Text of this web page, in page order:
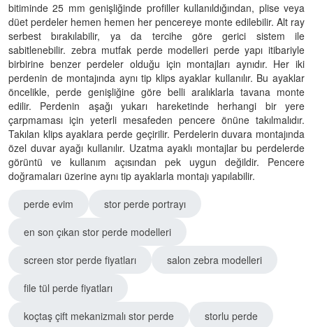
bitiminde 25 mm genişliğinde profiller kullanıldığından, plise veya
düet perdeler hemen hemen her pencereye monte edilebilir. Alt ray
serbest bırakılabilir, ya da tercihe göre gerici sistem ile
sabitlenebilir. zebra mutfak perde modelleri perde yapı itibariyle
birbirine benzer perdeler olduğu için montajları aynıdır. Her iki
perdenin de montajında aynı tip klips ayaklar kullanılır. Bu ayaklar
öncelikle, perde genişliğine göre belli aralıklarla tavana monte
edilir. Perdenin aşağı yukarı hareketinde herhangi bir yere
çarpmaması için yeterli mesafeden pencere önüne takılmalıdır.
Takılan klips ayaklara perde geçirilir. Perdelerin duvara montajında
özel duvar ayağı kullanılır. Uzatma ayaklı montajlar bu perdelerde
görüntü ve kullanım açısından pek uygun değildir. Pencere
doğramaları üzerine aynı tip ayaklarla montajı yapılabilir.
perde evim
stor perde portrayı
en son çıkan stor perde modelleri
screen stor perde fiyatları
salon zebra modelleri
file tül perde fiyatları
koçtaş çift mekanizmalı stor perde
storlu perde